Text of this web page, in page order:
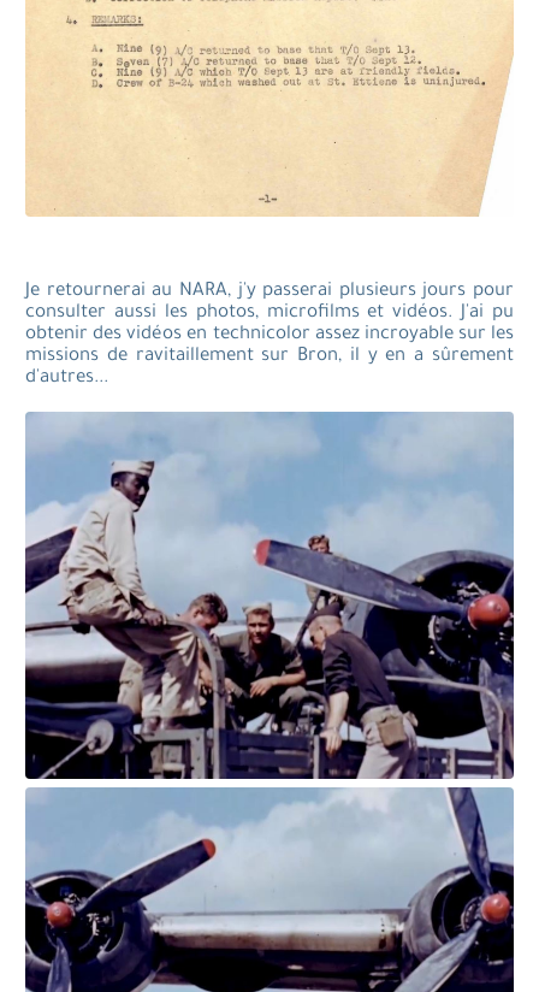
Je retournerai au NARA, j'y passerai plusieurs jours pour
consulter aussi les photos, microfilms et vidéos. J'ai pu
obtenir des vidéos en technicolor assez incroyable sur les
missions de ravitaillement sur Bron, il y en a sûrement
d'autres...